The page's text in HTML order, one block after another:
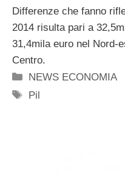
Differenze che fanno
2014 risulta pari a
31,4mila euro nel Nord-
Centro.
Categorie
NEWS ECONOMIA
Tag
Pil